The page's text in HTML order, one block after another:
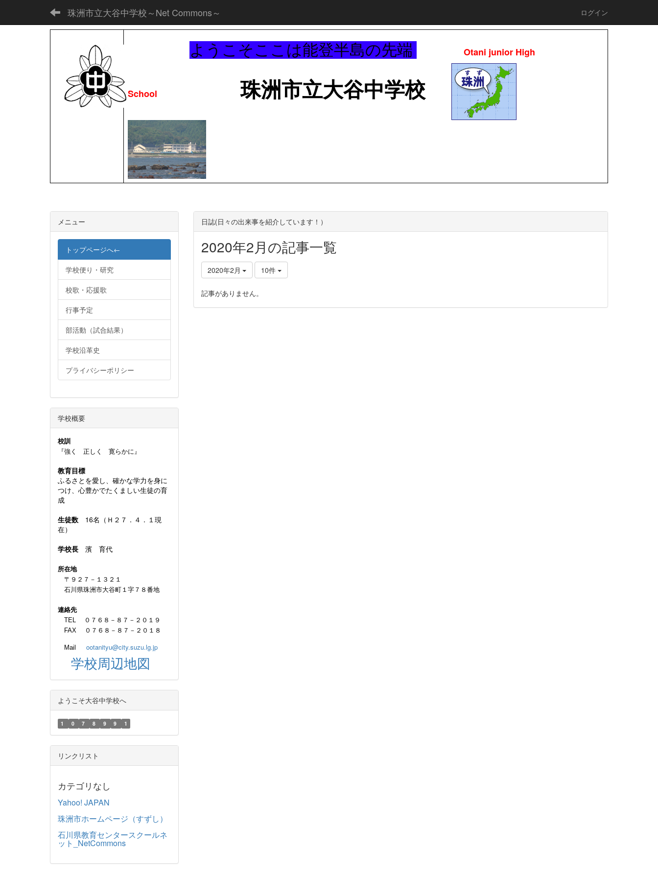
珠洲市立大谷中学校～Net Commons～ ログイン
ようこそここは能登半島の先端 Otani junior High
School 珠洲市立大谷中学校
日誌(日々の出来事を紹介しています！）
2020年2月の記事一覧
2020年2月 10件
記事がありません。
メニュー
トップページへ←
学校便り・研究
校歌・応援歌
行事予定
部活動（試合結果）
学校沿革史
プライバシーポリシー
学校概要
校訓
『強く 正しく 寛らかに』
教育目標
ふるさとを愛し、確かな学力を身に
つけ、心豊かでたくましい生徒の育
成
生徒数 16名（Ｈ２７．４．１現
在）
学校長 濱 育代
所在地
〒９２７－１３２１
石川県珠洲市大谷町１字７８番地
連絡先
TEL ０７６８－８７－２０１９
FAX ０７６８－８７－２０１８
Mail ootanityu@city.suzu.lg.jp
学校周辺地図
ようこそ大谷中学校へ
1 0 7 8 9 9 1
リンクリスト
カテゴリなし
Yahoo! JAPAN
珠洲市ホームページ（すずし）
石川県教育センタースクールネ
ット_NetCommons